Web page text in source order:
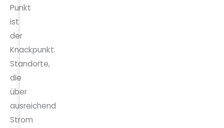
Punkt
ist
der
Knackpunkt.
Standorte,
die
über
ausreichend
Strom